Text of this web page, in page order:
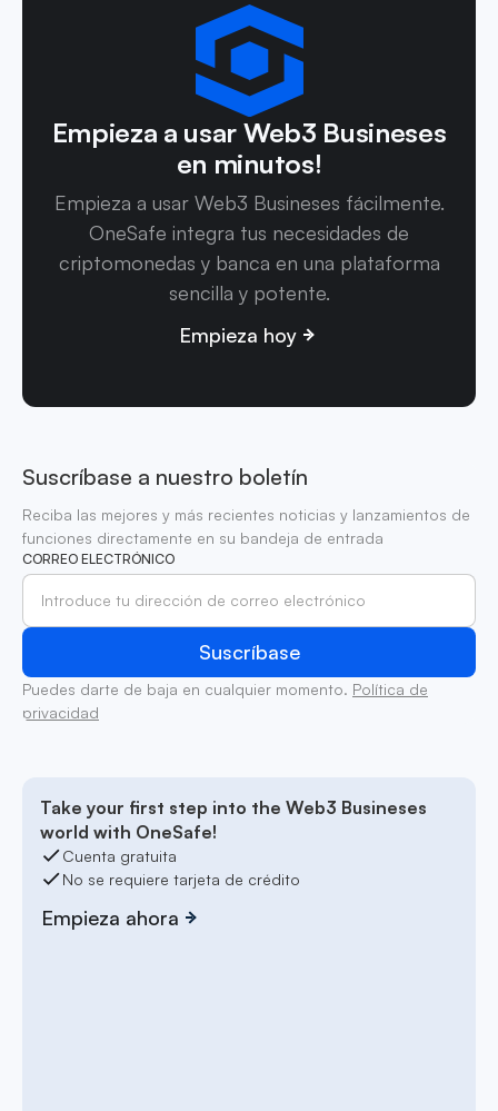
Empieza a usar Web3 Busineses
en minutos!
Empieza a usar Web3 Busineses fácilmente.
OneSafe integra tus necesidades de
criptomonedas y banca en una plataforma
sencilla y potente.
Empieza hoy
Suscríbase a nuestro boletín
Reciba las mejores y más recientes noticias y lanzamientos de
funciones directamente en su bandeja de entrada
CORREO ELECTRÓNICO
Puedes darte de baja en cualquier momento. Política de
privacidad
Take your first step into the Web3 Busineses
world with OneSafe!
Cuenta gratuita
No se requiere tarjeta de crédito
Empieza ahora